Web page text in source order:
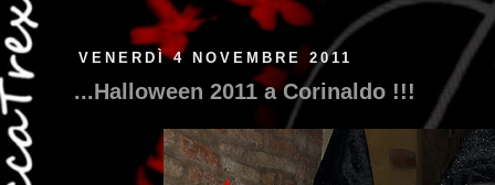
VENERDÌ 4 NOVEMBRE 2011
...Halloween 2011 a Corinaldo !!!